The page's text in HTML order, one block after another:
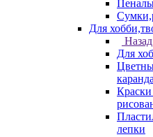
Для
Назад
Для
лепки